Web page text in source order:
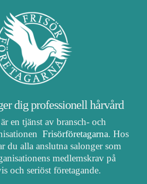
dig professionell hårvård
en tjänst av bransch- och
Frisörföretagarna. Hos
du alla anslutna salonger som
medlemskrav på
och seriöst företagande.